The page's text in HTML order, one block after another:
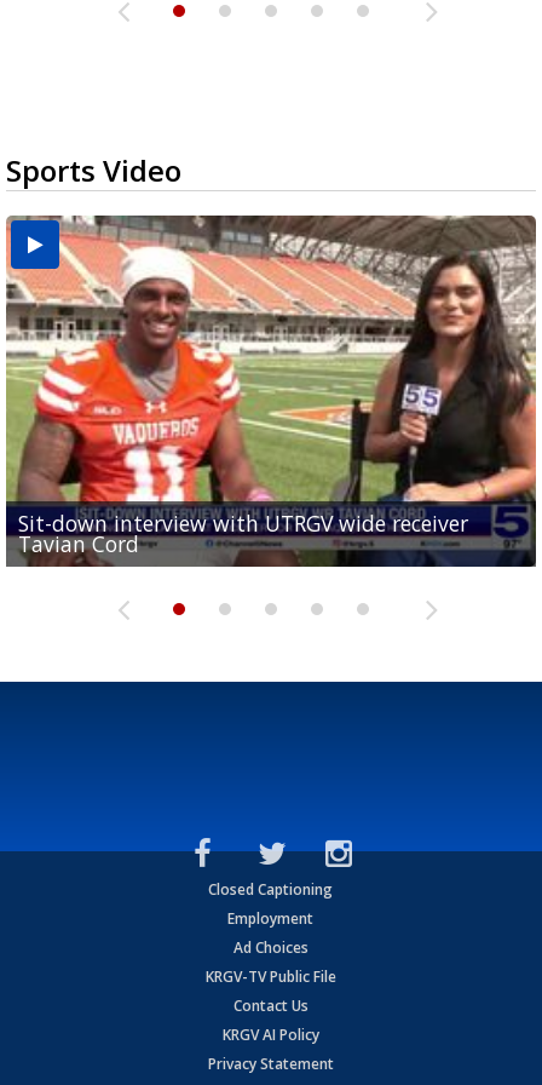
Sports Video
Sit-down interview with UTRGV wide receiver
Tavian Cord
Two-a-Day Tour 2026: Raymondville Bearkats
Two-a-Day Tour 2026: Port Isabel Tarpons
UTRGV football ranks fourth in SLC preseason poll
and receiving votes in...
Two-a-Day Tour 2026: Santa Rosa Warriors
Closed Captioning
Employment
Ad Choices
KRGV-TV Public File
Contact Us
KRGV AI Policy
Privacy Statement